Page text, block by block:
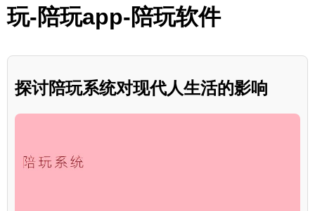
玩-陪玩app-陪玩软件
探讨陪玩系统对现代人生活的影响